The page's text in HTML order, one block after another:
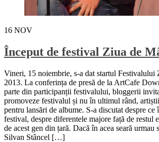
16 NOV
Început de festival Ziua de
Vineri, 15 noiembrie, s-a dat startul Festivalului
2013. La conferința de presă de la ArtCafe
parte din participanții festivalului, bloggerii
promoveze festivalul și nu în ultimul rând,
pentru lansări de albume. S-a discutat despre ce
festival, despre diferentele majore față de restul
de acest gen din țară. Dacă în acea seară urmau
Silvan Stâncel […]